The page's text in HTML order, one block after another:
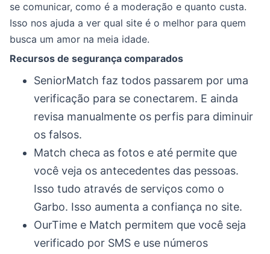
se comunicar, como é a moderação e quanto custa.
Isso nos ajuda a ver qual site é o melhor para quem
busca um amor na meia idade.
Recursos de segurança comparados
SeniorMatch faz todos passarem por uma
verificação para se conectarem. E ainda
revisa manualmente os perfis para diminuir
os falsos.
Match checa as fotos e até permite que
você veja os antecedentes das pessoas.
Isso tudo através de serviços como o
Garbo. Isso aumenta a confiança no site.
OurTime e Match permitem que você seja
verificado por SMS e use números